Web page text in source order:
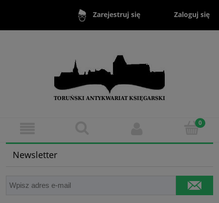
Zarejestruj się Zaloguj się
Newsletter